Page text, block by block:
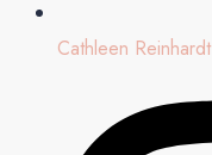
Cathleen Reinhardt